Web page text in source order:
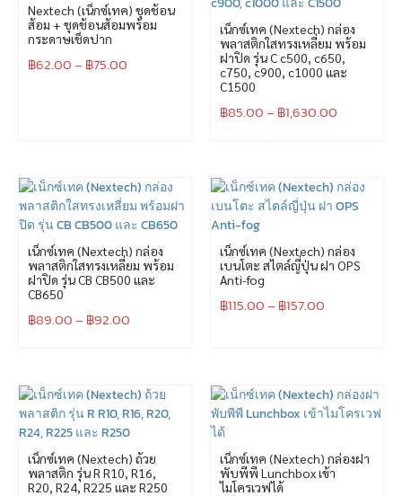
Nextech (เน็กซ์เทค) ชุดช้อน
ส้อม + ชุดช้อนส้อมพร้อม
กระดาษเช็ดปาก
฿62.00– ฿75.00
เน็กซ์เทค (Nextech) กล่อง
พลาสติกใสทรงเหลี่ยม พร้อม
ฝาปิด รุ่น C c500, c650,
c750, c900, c1000 และ
C1500
฿85.00– ฿1,630.00
เน็กซ์เทค (Nextech) กล่อง
พลาสติกใสทรงเหลี่ยม พร้อม
ฝาปิด รุ่น CB CB500 และ
CB650
฿89.00– ฿92.00
เน็กซ์เทค (Nextech) กล่อง
เบนโตะ สไตล์ญี่ปุ่น ฝา OPS
Anti-fog
฿115.00– ฿157.00
เน็กซ์เทค (Nextech) ถ้วย
พลาสติก รุ่น R R10, R16,
R20, R24, R225 และ R250
เน็กซ์เทค (Nextech) กล่องฝา
พับพีพี Lunchbox เข้า
ไมโครเวฟได้